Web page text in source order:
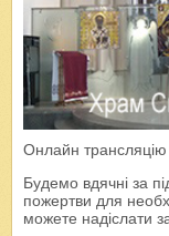
Онлайн
Будемо вдячні за
пожертви для
можете надіслати